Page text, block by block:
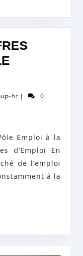
hrpngroup-
|
0
Emploi à la
d’Emploi En
de l’emploi
à la